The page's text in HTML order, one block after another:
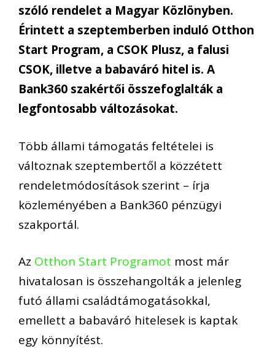
szóló rendelet a Magyar Közlönyben.
Érintett a szeptemberben induló Otthon
Start Program, a CSOK Plusz, a falusi
CSOK, illetve a babaváró hitel is. A
Bank360 szakértői összefoglalták a
legfontosabb változásokat.
Több állami támogatás feltételei is
változnak szeptembertől a közzétett
rendeletmódosítások szerint – írja
közleményében a Bank360 pénzügyi
szakportál.
Az Otthon Start Programot most már
hivatalosan is összehangolták a jelenleg
futó állami családtámogatásokkal,
emellett a babaváró hitelesek is kaptak
egy könnyítést.